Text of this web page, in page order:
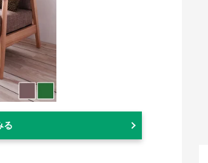
る